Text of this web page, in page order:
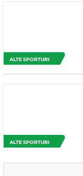
ALTE SPORTURI
ALTE SPORTURI